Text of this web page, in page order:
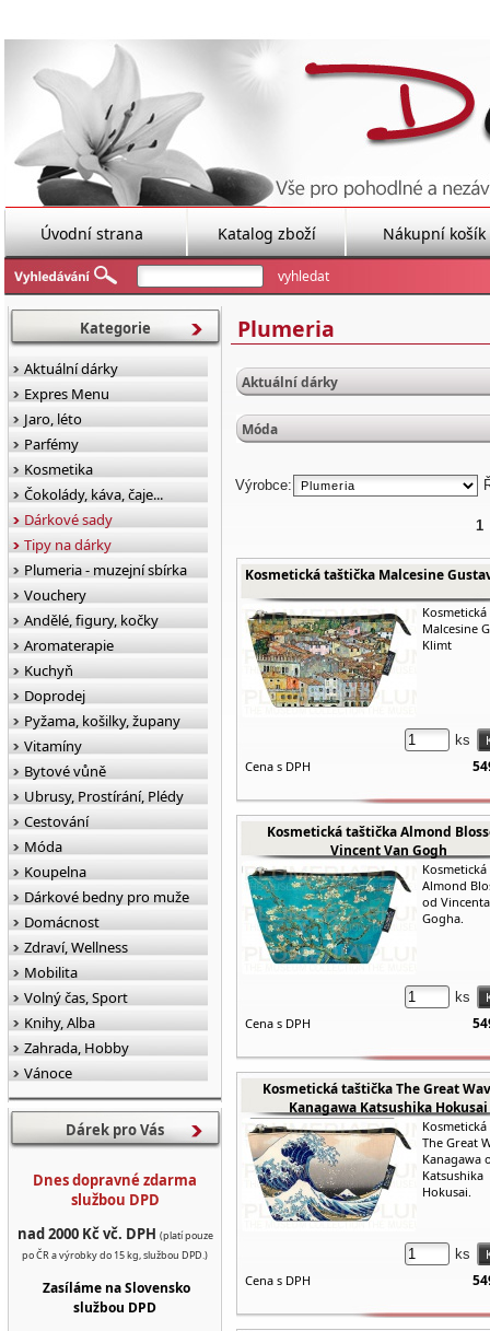
Úvodní strana Katalog zboží Nákupní košík
Plumeria
Aktuální dárky
Móda
Výrobce:
1
Kosmetická taštička Malcesine
Malcesine
Klimt
ks
Cena s DPH
Kosmetická taštička Almond
Vincent Van Gogh
Almond
od
Gogha.
ks
Cena s DPH
Kosmetická taštička The Great
Kanagawa Katsushika Hokusai
The Great
Kanagawa
Katsushika
Hokusai.
ks
Cena s DPH
Kategorie
Aktuální dárky
Expres Menu
Jaro, léto
Parfémy
Kosmetika
Čokolády, káva, čaje...
Dárkové sady
Tipy na dárky
Plumeria - muzejní sbírka
Vouchery
Andělé, figury, kočky
Aromaterapie
Kuchyň
Doprodej
Pyžama, košilky, župany
Vitamíny
Bytové vůně
Ubrusy, Prostírání, Plédy
Cestování
Móda
Koupelna
Dárkové bedny pro muže
Domácnost
Zdraví, Wellness
Mobilita
Volný čas, Sport
Knihy, Alba
Zahrada, Hobby
Vánoce
Dárek pro Vás
Dnes dopravné zdarma
službou DPD
nad 2000 Kč vč. DPH (platí pouze
po ČR a výrobky do 15 kg, službou DPD.)
Zasíláme na Slovensko
službou DPD